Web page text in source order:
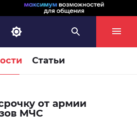
Статьи
от армии
МЧС